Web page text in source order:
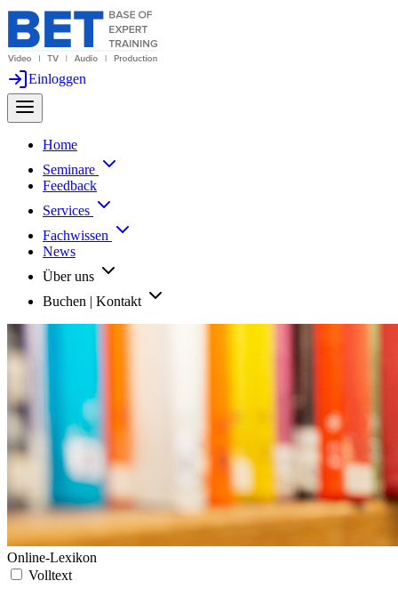
Einloggen
Home
Seminare
Feedback
Services
Fachwissen
News
Über uns
Buchen | Kontakt
Online-Lexikon
Volltext